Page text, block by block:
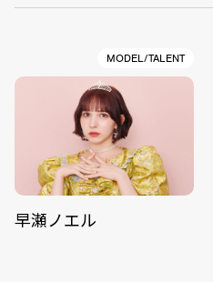
MODEL/TALENT
早瀬ノエル